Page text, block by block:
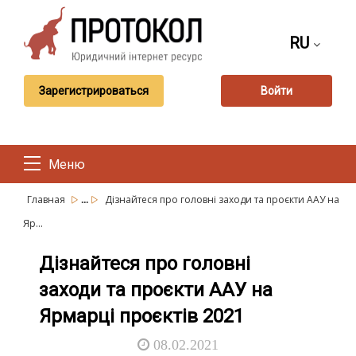
RU
Зарегистрироваться Войти
Меню
Главная ...
Дізнайтеся про головні заходи та проєкти ААУ на
Яр...
Дізнайтеся про головні
заходи та проєкти ААУ на
Ярмарці проєктів 2021
08.02.2021